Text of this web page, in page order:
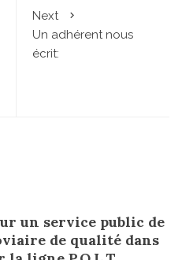
Next
Un adhérent nous
écrit:
un service public de
de qualité dans